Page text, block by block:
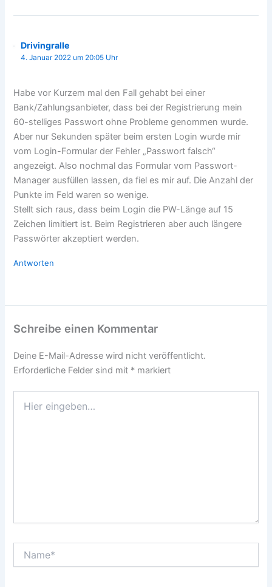
Drivingralle
4. Januar 2022 um 20:05 Uhr
Habe vor Kurzem mal den Fall gehabt bei einer
Bank/Zahlungsanbieter, dass bei der Registrierung mein
60-stelliges Passwort ohne Probleme genommen wurde.
Aber nur Sekunden später beim ersten Login wurde mir
vom Login-Formular der Fehler „Passwort falsch“
angezeigt. Also nochmal das Formular vom Passwort-
Manager ausfüllen lassen, da fiel es mir auf. Die Anzahl der
Punkte im Feld waren so wenige.
Stellt sich raus, dass beim Login die PW-Länge auf 15
Zeichen limitiert ist. Beim Registrieren aber auch längere
Passwörter akzeptiert werden.
Antworten
Schreibe einen Kommentar
Deine E-Mail-Adresse wird nicht veröffentlicht.
Erforderliche Felder sind mit * markiert
eingeben…